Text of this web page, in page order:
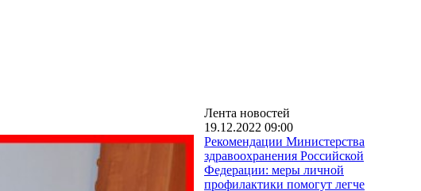
Лента новостей
19.12.2022 09:00
Рекомендации Министерства
здравоохранения Российской
Федерации: меры личной
профилактики помогут легче